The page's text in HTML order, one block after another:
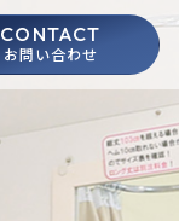
CONTACT
お問い合わせ